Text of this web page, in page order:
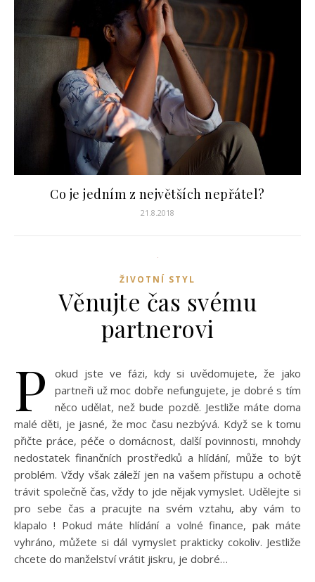
Co je jedním z největších nepřátel?
21.8.2018
ŽIVOTNÍ STYL
Věnujte čas svému
partnerovi
P
okud jste ve fázi, kdy si uvědomujete, že jako
partneři už moc dobře nefungujete, je dobré s tím
něco udělat, než bude pozdě. Jestliže máte doma
malé děti, je jasné, že moc času nezbývá. Když se k tomu
přičte práce, péče o domácnost, další povinnosti, mnohdy
nedostatek finančních prostředků a hlídání, může to být
problém. Vždy však záleží jen na vašem přístupu a ochotě
trávit společně čas, vždy to jde nějak vymyslet. Udělejte si
pro sebe čas a pracujte na svém vztahu, aby vám to
klapalo ! Pokud máte hlídání a volné finance, pak máte
vyhráno, můžete si dál vymyslet prakticky cokoliv. Jestliže
chcete do manželství vrátit jiskru, je dobré…